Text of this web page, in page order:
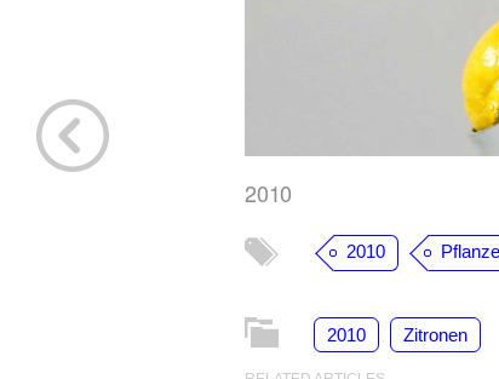
2010
2010
2010 Zitronen